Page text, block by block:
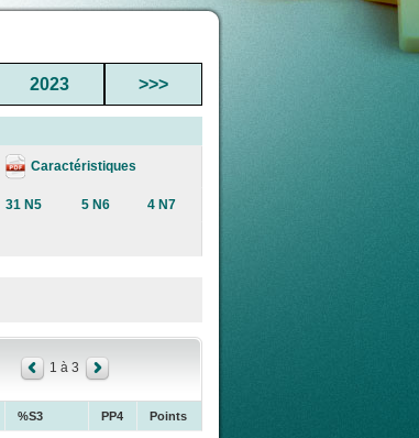
2023 >>>
Caractéristiques
31 N5 5 N6 4 N7
1 à 3
%S3 PP4 Points